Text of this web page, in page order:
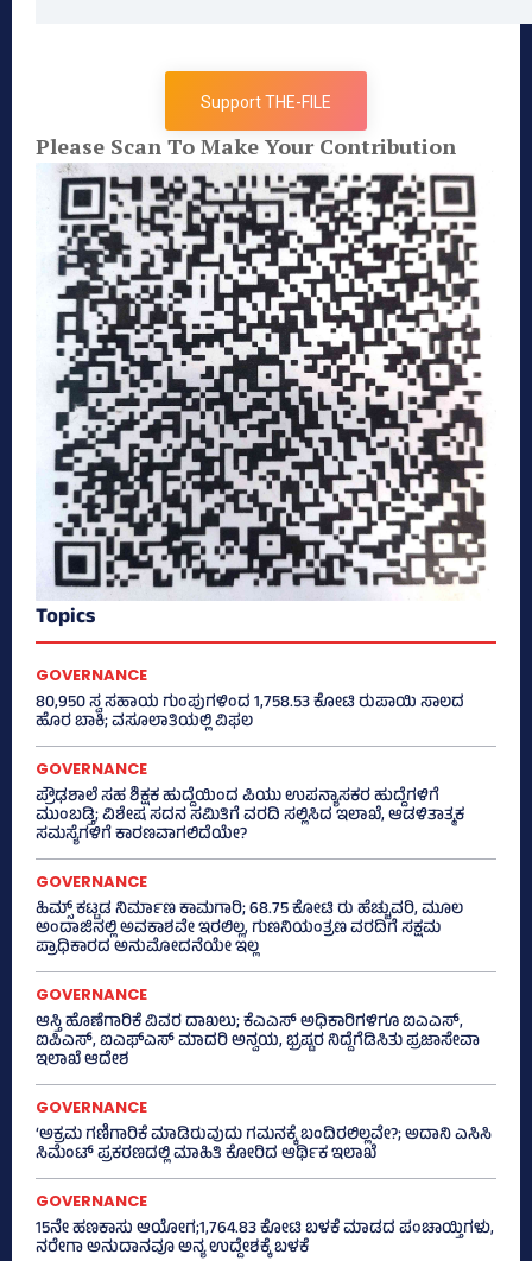
Support THE-FILE
Please Scan To Make Your Contribution
Topics
GOVERNANCE
80,950 ಸ್ವ ಸಹಾಯ ಗುಂಪುಗಳಿಂದ 1,758.53 ಕೋಟಿ ರುಪಾಯಿ ಸಾಲದ
ಹೊರ ಬಾಕಿ; ವಸೂಲಾತಿಯಲ್ಲಿ ವಿಫಲ
GOVERNANCE
ಪ್ರೌಢಶಾಲೆ ಸಹ ಶಿಕ್ಷಕ ಹುದ್ದೆಯಿಂದ ಪಿಯು ಉಪನ್ಯಾಸಕರ ಹುದ್ದೆಗಳಿಗೆ
ಮುಂಬಡ್ತಿ; ವಿಶೇಷ ಸದನ ಸಮಿತಿಗೆ ವರದಿ ಸಲ್ಲಿಸಿದ ಇಲಾಖೆ, ಆಡಳಿತಾತ್ಮಕ
ಸಮಸ್ಯೆಗಳಿಗೆ ಕಾರಣವಾಗಲಿದೆಯೇ?
GOVERNANCE
ಹಿಮ್ಸ್‌ ಕಟ್ಟಡ ನಿರ್ಮಾಣ ಕಾಮಗಾರಿ; 68.75 ಕೋಟಿ ರು ಹೆಚ್ಚುವರಿ, ಮೂಲ
ಅಂದಾಜಿನಲ್ಲಿ ಅವಕಾಶವೇ ಇರಲಿಲ್ಲ, ಗುಣನಿಯಂತ್ರಣ ವರದಿಗೆ ಸಕ್ಷಮ
ಪ್ರಾಧಿಕಾರದ ಅನುಮೋದನೆಯೇ ಇಲ್ಲ
GOVERNANCE
ಆಸ್ತಿ ಹೊಣೆಗಾರಿಕೆ ವಿವರ ದಾಖಲು; ಕೆಎಎಸ್ ಅಧಿಕಾರಿಗಳಿಗೂ ಐಎಎಸ್‌,
ಐಪಿಎಸ್‌, ಐಎಫ್‌ಎಸ್‌ ಮಾದರಿ ಅನ್ವಯ, ಭ್ರಷ್ಟರ ನಿದ್ದೆಗೆಡಿಸಿತು ಪ್ರಜಾಸೇವಾ
ಇಲಾಖೆ ಆದೇಶ
GOVERNANCE
‘ಅಕ್ರಮ ಗಣಿಗಾರಿಕೆ ಮಾಡಿರುವುದು ಗಮನಕ್ಕೆ ಬಂದಿರಲಿಲ್ಲವೇ?; ಅದಾನಿ ಎಸಿಸಿ
ಸಿಮೆಂಟ್ ಪ್ರಕರಣದಲ್ಲಿ ಮಾಹಿತಿ ಕೋರಿದ ಆರ್ಥಿಕ ಇಲಾಖೆ
GOVERNANCE
15ನೇ ಹಣಕಾಸು ಆಯೋಗ;1,764.83 ಕೋಟಿ ಬಳಕೆ ಮಾಡದ ಪಂಚಾಯ್ತಿಗಳು,
ನರೇಗಾ ಅನುದಾನವೂ ಅನ್ಯ ಉದ್ದೇಶಕ್ಕೆ ಬಳಕೆ